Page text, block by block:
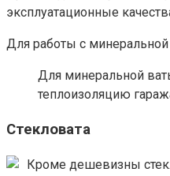
эксплуатационные
Для работы с
Для минеральной
теплоизоляцию
Стекловата
Кроме дешевизны